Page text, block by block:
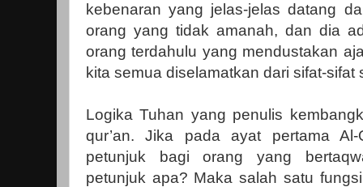
kebenaran yang jelas-jelas datang
orang yang tidak amanah, dan dia
orang terdahulu yang mendustakan
kita semua diselamatkan dari sifat-sifat
Logika Tuhan yang penulis
qur’an. Jika pada ayat pertama Al-
petunjuk bagi orang yang
petunjuk apa? Maka salah satu